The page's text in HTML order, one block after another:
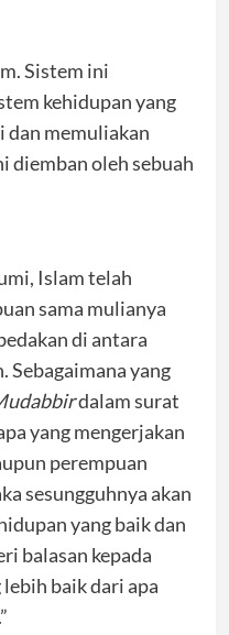
Sistem ini
kehidupan yang
memuliakan
diemban oleh sebuah
Islam telah
sama mulianya
di antara
Sebagaimana yang
dalam surat
yang mengerjakan
perempuan
sesungguhnya akan
yang baik dan
balasan kepada
baik dari apa